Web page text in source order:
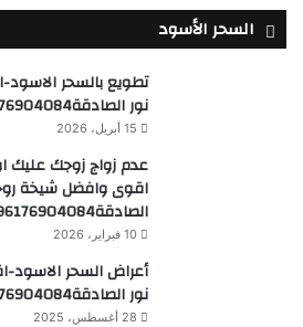
السحر الأسود
تطويع بالسحر
نور الصادقة0096176904084
15 أبريل، 2026
عدم زواج زوجك عليك
اقوى وافضل شيخة
الصادقة0096176904084
10 فبراير، 2026
أعراض السحر
نور الصادقة0096176904084
28 أغسطس، 2025